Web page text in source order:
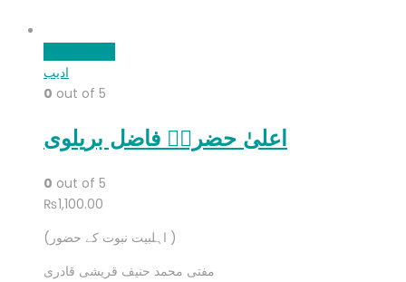
ادیب
0 out of 5
اعلیٰ حضرتؒ فاضل بریلوی
0 out of 5
₨1,100.00
(اہلبیت نبوت کے حضور )
مفتی محمد حنیف قریشی قادری